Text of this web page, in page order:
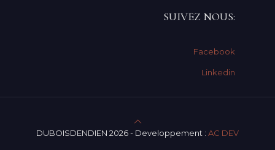
SUIVEZ NOUS:
Facebook
Linkedin
DUBOISDENDIEN 2026 - Developpement : AC DEV